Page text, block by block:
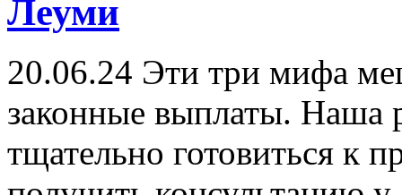
Леуми
20.06.24 Эти три мифа
законные выплаты. Наша
тщательно готовиться к